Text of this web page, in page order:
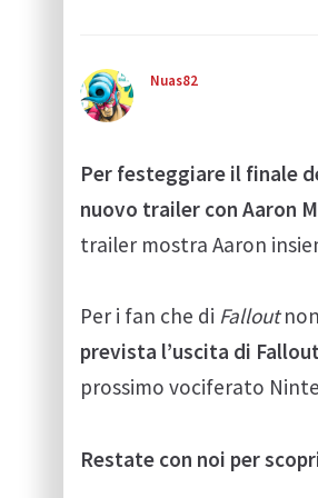
Nuas82
Per festeggiare il finale
nuovo trailer con Aaron
trailer mostra Aaron
Per i fan che di Fallout
prevista l’uscita di
prossimo vociferato
Restate con noi per